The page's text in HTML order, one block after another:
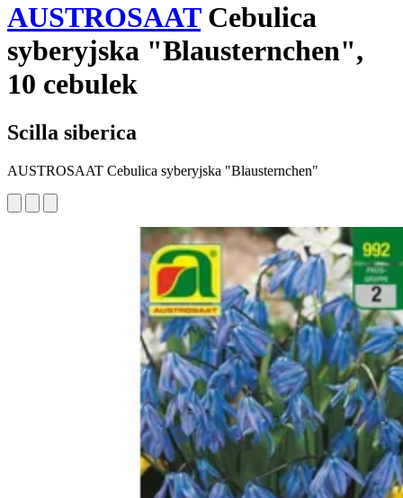
AUSTROSAATCebulica
syberyjska "Blausternchen",
10 cebulek
Scilla siberica
AUSTROSAAT Cebulica syberyjska "Blausternchen"